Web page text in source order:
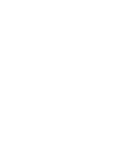
동물성 지방으